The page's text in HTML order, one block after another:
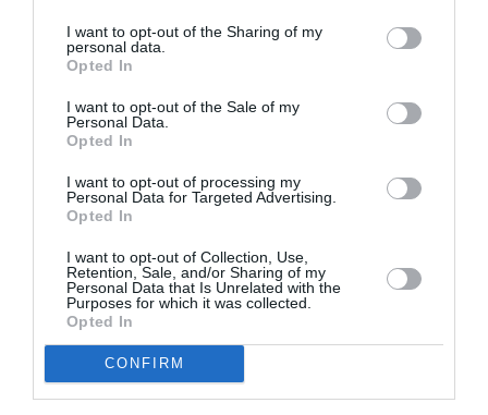
I want to opt-out of the Sharing of my
personal data.
Opted In
I want to opt-out of the Sale of my
Personal Data.
Opted In
I want to opt-out of processing my
Personal Data for Targeted Advertising.
Opted In
I want to opt-out of Collection, Use,
Retention, Sale, and/or Sharing of my
Personal Data that Is Unrelated with the
Purposes for which it was collected.
Opted In
CONFIRM
επιλογή από τα πέδιλα του φετινού
MORE FROM
CELEBRITIES
Sydney Sweeney:
H Emma Heming Willis